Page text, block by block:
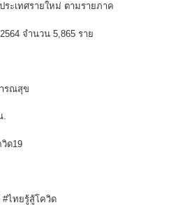
ะเทศรายใหม่ ตามรายภาค
จำนวน 5,865 ราย
ารณสุข
.
ด19
ไทยรู้สู้โควิด